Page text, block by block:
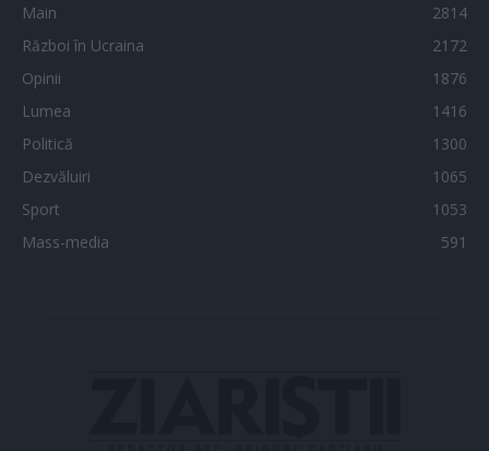
Main
2814
Război în Ucraina
2172
Opinii
1876
Lumea
1416
Politică
1300
Dezvăluiri
1065
Sport
1053
Mass-media
591